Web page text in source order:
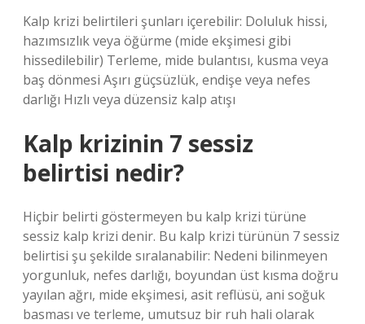
Kalp krizi belirtileri şunları içerebilir: Doluluk hissi,
hazımsızlık veya öğürme (mide ekşimesi gibi
hissedilebilir) Terleme, mide bulantısı, kusma veya
baş dönmesi Aşırı güçsüzlük, endişe veya nefes
darlığı Hızlı veya düzensiz kalp atışı
Kalp krizinin 7 sessiz
belirtisi nedir?
Hiçbir belirti göstermeyen bu kalp krizi türüne
sessiz kalp krizi denir. Bu kalp krizi türünün 7 sessiz
belirtisi şu şekilde sıralanabilir: Nedeni bilinmeyen
yorgunluk, nefes darlığı, boyundan üst kısma doğru
yayılan ağrı, mide ekşimesi, asit reflüsü, ani soğuk
basması ve terleme, umutsuz bir ruh hali olarak